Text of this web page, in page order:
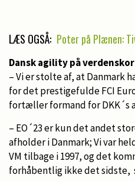
LÆS OGSÅ: Poter på Plænen:
Dansk agility på
– Vi er stolte af, at
for det prestigefulde FCI
fortæller formand for DKK´s
– EO´23 er kun det andet
afholder i Danmark; Vi var
VM tilbage i 1997, og det
forhåbentlig ikke det sidste,